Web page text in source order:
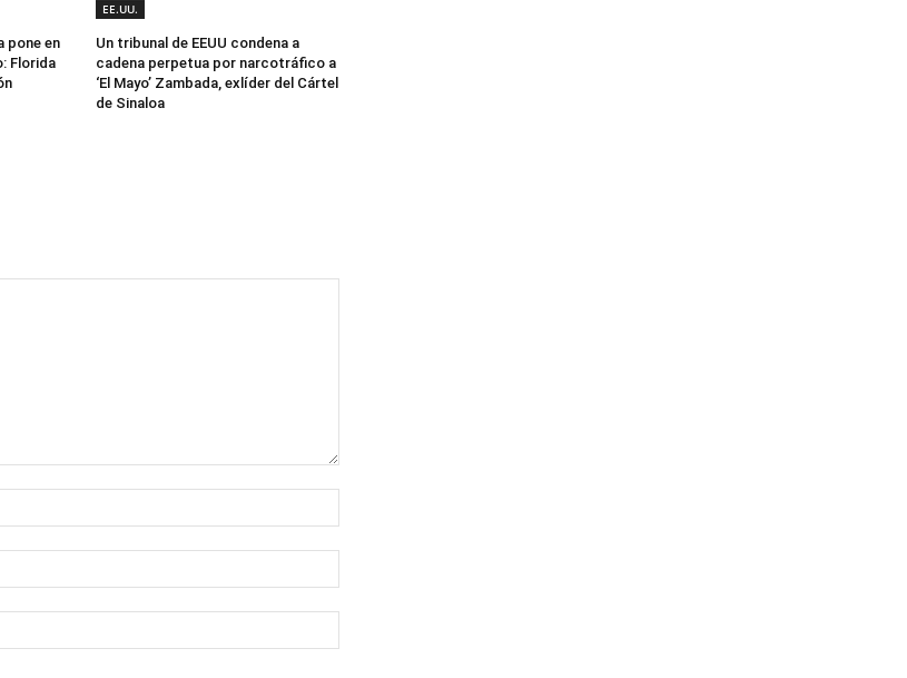
pone en
Florida
EE.UU.
Un tribunal de EEUU condena a
cadena perpetua por narcotráfico a
‘El Mayo’ Zambada, exlíder del Cártel
de Sinaloa